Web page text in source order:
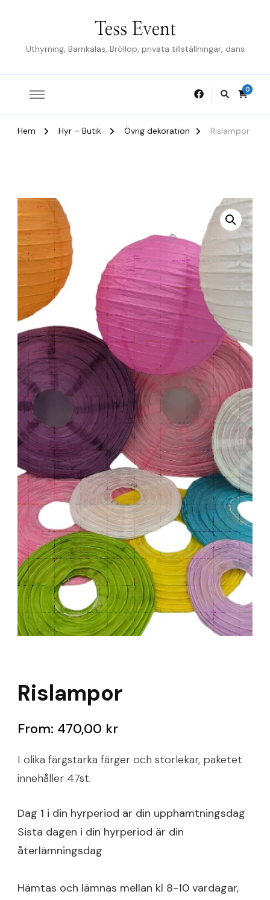
Tess Event
Uthyrning, Barnkalas, Bröllop, privata tillställningar, dans
0
Hem Hyr – Butik Övrig dekoration Rislampor
Rislampor
From: 470,00 kr
I olika färgstarka färger och storlekar, paketet
innehåller 47st.
Dag 1 i din hyrperiod är din upphämtningsdag
Sista dagen i din hyrperiod är din
återlämningsdag
Hämtas och lämnas mellan kl 8-10 vardagar,